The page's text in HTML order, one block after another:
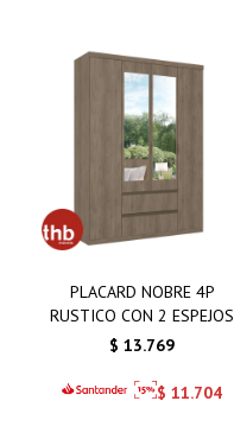
PLACARD NOBRE 4P
RUSTICO CON 2 ESPEJOS
$ 13.769
$ 11.704